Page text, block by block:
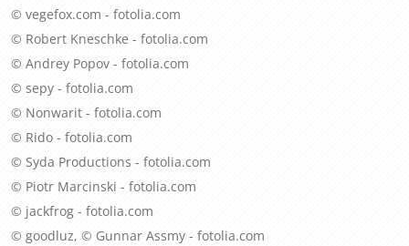
© vegefox.com - fotolia.com
© Robert Kneschke - fotolia.com
© Andrey Popov - fotolia.com
© sepy - fotolia.com
© Nonwarit - fotolia.com
© Rido - fotolia.com
© Syda Productions - fotolia.com
© Piotr Marcinski - fotolia.com
© jackfrog - fotolia.com
© goodluz, © Gunnar Assmy - fotolia.com